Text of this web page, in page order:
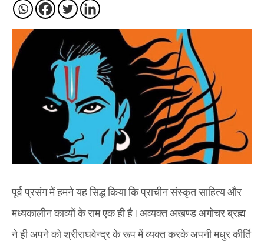
पूर्व प्रसंग में हमने यह सिद्ध किया कि प्राचीन संस्कृत साहित्य और
मध्यकालीन काव्यों के राम एक ही है।अव्यक्त अखण्ड अगोचर ब्रह्म
ने ही अपने को श्रीराघवेन्द्र के रूप में व्यक्त करके अपनी मधुर कीर्ति